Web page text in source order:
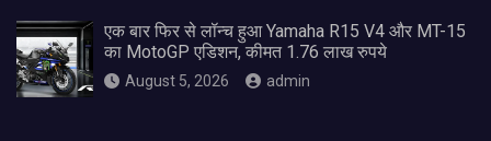
एक बार फिर से लॉन्च हुआ Yamaha R15 V4 और MT-15
का MotoGP एडिशन, कीमत 1.76 लाख रुपये
August 5, 2026 admin